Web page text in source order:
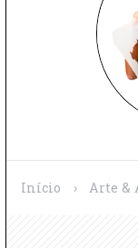
Início › Arte &